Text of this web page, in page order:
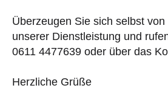
Überzeugen Sie sich selbst
unserer Dienstleistung und
0611 4477639 oder über das
Herzliche Grüße